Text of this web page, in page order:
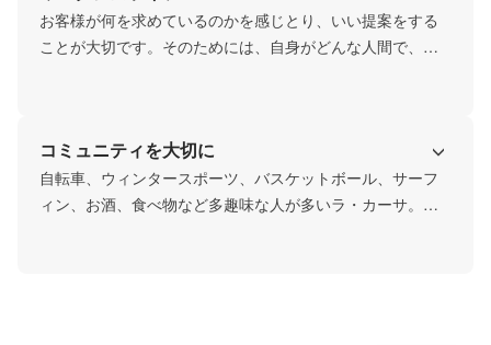
の未来、暮らし、働き方、生き方を創造していきます。
お客様が何を求めているのかを感じとり、いい提案をする
ことが大切です。そのためには、自身がどんな人間で、何
必要不可欠だと考えています。
コミュニティを大切に
自転車、ウィンタースポーツ、バスケットボール、サーフ
ィン、お酒、食べ物など多趣味な人が多いラ・カーサ。プ